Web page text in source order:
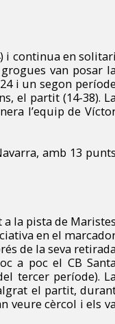
i continua en solitari
van posar
i un segon període
el partit (14-38). La
l’equip de
amb 13
la pista de Maristes
en el
de la seva retirada
a poc el CB Santa
tercer període). La
el partit,
veure cèrcol i els va